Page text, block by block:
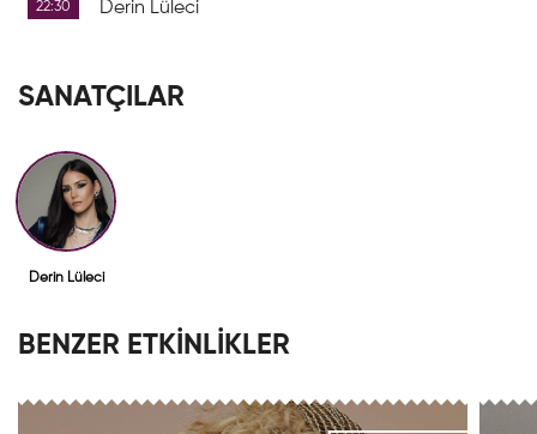
22:30 Derin Lüleci
SANATÇILAR
Derin Lüleci
BENZER ETKİNLİKLER